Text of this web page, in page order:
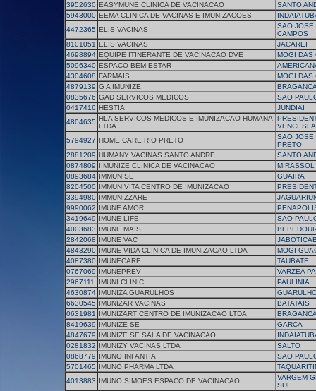
3952630 EASYMUNE CLINICA DE VACINACAO
SANTO
5943000 EEMA CLINICA DE VACINAS E IMUNIZACOES
4472365 ELIS VACINAS
SAO JOSE
CAMPOS
8101051 ELIS VACINAS
JACAREI
4698894 EQUIPE ITINERANTE DE VACINACAO DVE
MOGI DAS
5096340 ESPACO BEM ESTAR
4304608 FARMAIS
MOGI DAS
4879139 G A IMUNIZE
0835676 GAD SERVICOS MEDICOS
SAO
0417416 HESTIA
JUNDIAI
4804635 HLA SERVICOS MEDICOS E IMUNIZACAO HUMANA
LTDA
5794927 HOME CARE RIO PRETO
SAO JOSE
PRETO
2881209 HUMANY VACINAS SANTO ANDRE
SANTO
0874809 IIMUNIZE CLINICA DE VACINACAO
MIRASSOL
0893684 IMMUNISE
GUAIRA
8204500 IMMUNIVITA CENTRO DE IMUNIZACAO
3394980 IMMUNIZZARE
9990062 IMUNE AMOR
3419649 IMUNE LIFE
SAO
4003683 IMUNE MAIS
2842068 IMUNE VAC
4843290 IMUNE VIDA CLINICA DE IMUNIZACAO LTDA
MOGI
4087380 IMUNECARE
TAUBATE
0767069 IMUNEPREV
VARZEA
2967111
IMUNI CLINIC
PAULINIA
4630874 IMUNIZA GUARULHOS
6630545 IMUNIZAR VACINAS
BATATAIS
0631981
IMUNIZART CENTRO DE IMUNIZACAO LTDA
8419639 IMUNIZE SE
GARCA
4847679 IMUNIZE SE SALA DE VACINACAO
0281832 IMUNIZY VACINAS LTDA
SALTO
0868779 IMUNO INFANTIA
SAO
5701465 IMUNO PHARMA LTDA
4013883 IMUNO SIMOES ESPACO DE VACINACAO
VARGEM
SUL